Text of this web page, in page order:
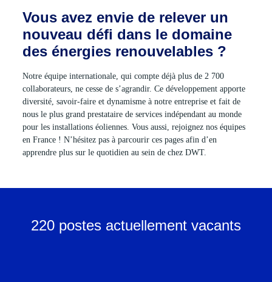
Vous avez envie de relever un
nouveau défi dans le domaine
des énergies renouvelables ?
Notre équipe internationale, qui compte déjà plus de 2 700
collaborateurs, ne cesse de s’agrandir. Ce développement apporte
diversité, savoir-faire et dynamisme à notre entreprise et fait de
nous le plus grand prestataire de services indépendant au monde
pour les installations éoliennes. Vous aussi, rejoignez nos équipes
en France ! N’hésitez pas à parcourir ces pages afin d’en
apprendre plus sur le quotidien au sein de chez DWT.
220 postes actuellement vacants